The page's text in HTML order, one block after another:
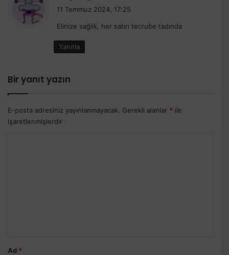
i
11 Temmuz 2024, 17:25
Elinize sağlık, her satırı tecrube tadında
Yanıtla
Bir yanıt yazın
E-posta adresiniz yayınlanmayacak. Gerekli alanlar * ile
işaretlenmişlerdir
Ad *